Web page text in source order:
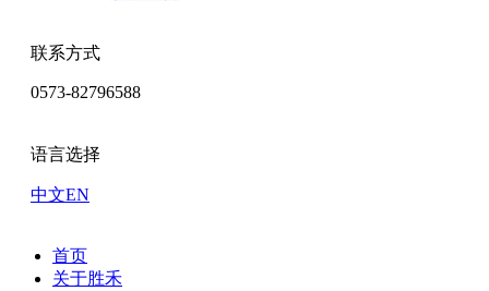
联系方式
0573-82796588
语言选择
中文EN
首页
关于胜禾